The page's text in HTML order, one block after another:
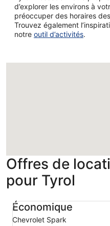
d’explorer les environs à
préoccuper des horaires
Trouvez également
notre outil d’activités.
Offres de
pour Tyrol
Économique
Chevrolet Spark
Économique Chevrolet